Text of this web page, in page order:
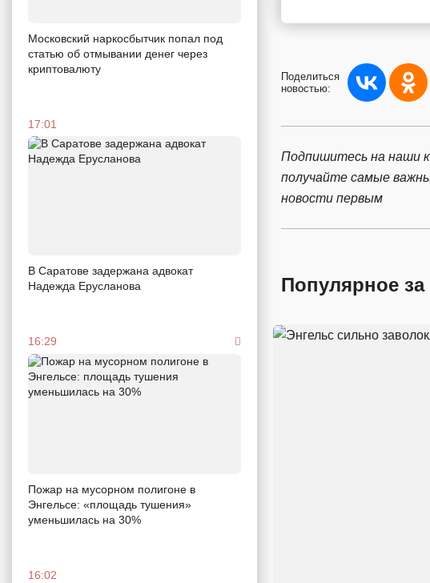
Московский наркосбытчик попал под
статью об отмывании денег через
криптовалюту
17:01
В Саратове задержана адвокат
Надежда Ерусланова
16:29
Пожар на мусорном полигоне в
Энгельсе: «площадь тушения»
уменьшилась на 30%
16:02
Поделиться
новостью:
Подпишитесь на наши
получайте самые
новости первым
Популярное